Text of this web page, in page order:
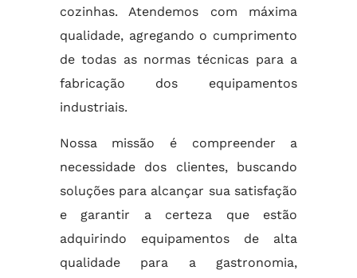
cozinhas. Atendemos com máxima
qualidade, agregando o cumprimento
de todas as normas técnicas para a
fabricação dos equipamentos
industriais.
Nossa missão é compreender a
necessidade dos clientes, buscando
soluções para alcançar sua satisfação
e garantir a certeza que estão
adquirindo equipamentos de alta
qualidade para a gastronomia,